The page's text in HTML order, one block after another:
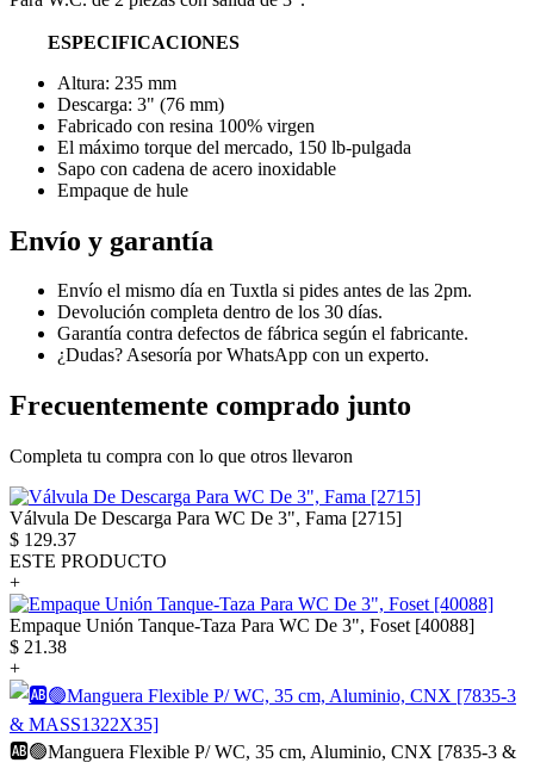
ESPECIFICACIONES
Altura: 235 mm
Descarga: 3" (76 mm)
Fabricado con resina 100% virgen
El máximo torque del mercado, 150 lb-pulgada
Sapo con cadena de acero inoxidable
Empaque de hule
Envío y garantía
Envío el mismo día en Tuxtla si pides antes de las 2pm.
Devolución completa dentro de los 30 días.
Garantía contra defectos de fábrica según el fabricante.
¿Dudas? Asesoría por WhatsApp con un experto.
Frecuentemente comprado junto
Completa tu compra con lo que otros llevaron
Válvula De Descarga Para WC De 3", Fama [2715]
$ 129.37
ESTE PRODUCTO
+
Empaque Unión Tanque-Taza Para WC De 3", Foset [40088]
$ 21.38
+
🆎🟢Manguera Flexible P/ WC, 35 cm, Aluminio, CNX [7835-3 &